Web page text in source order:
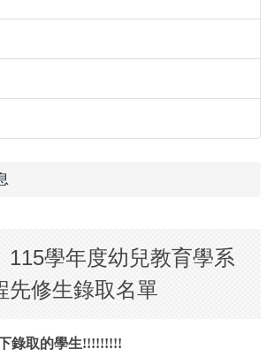
115學年度幼兒教育學系
先修生錄取名單
錄取的學生!!!!!!!!!